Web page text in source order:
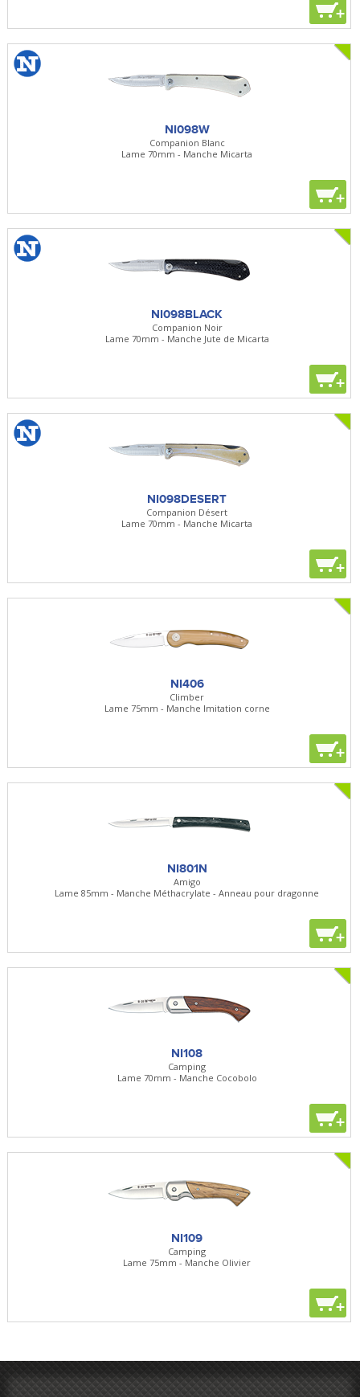
+
NI098W
Companion Blanc
Lame 70mm - Manche Micarta
+
NI098BLACK
Companion Noir
Lame 70mm - Manche Jute de Micarta
+
NI098DESERT
Companion Désert
Lame 70mm - Manche Micarta
+
NI406
Climber
Lame 75mm - Manche Imitation corne
+
NI801N
Amigo
Lame 85mm - Manche Méthacrylate - Anneau pour dragonne
+
NI108
Camping
Lame 70mm - Manche Cocobolo
+
NI109
Camping
Lame 75mm - Manche Olivier
+